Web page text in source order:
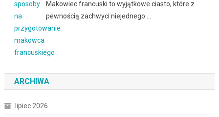
Makowiec francuski to wyjątkowe ciasto, które z
pewnością zachwyci niejednego …
ARCHIWA
lipiec 2026